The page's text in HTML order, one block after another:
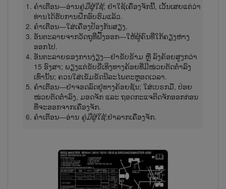
ຄຳເຕືອນ—ອ່ານຄູ່ມືຜູ້​ໃຊ້; ຢ່າໃຊ້ເຄື່ອງຈັກນີ້, ເວັ້ນເສຍແຕ່ວ່າ
ທ່ານໄດ້ຮັບການຝຶກອົບຮົມແລ້ວ.
ຄຳເຕືອນ—ໃສ່ເຄື່ອງປ້ອງກັນສຽງ.
ອັນຕະລາຍຈາກວັດຖຸທີ່ຟົ້ງ​ອອກ—ໃຫ້ຜູ້ຄົນທີ່ໃກ້ຄຽງຫ່າງ
ອອກໄປ.
ອັນຕະລາຍຂອງ​ການ​ງ່ຽງ—ຢ່າຂັບຂ້າມ ຫຼື ລົງຄ້ອຍສູງກວ່າ
15 ອົງສາ; ພຽງແຕ່ຂັບຂີ່ເທິງທາງຄ້ອຍທີ່ມີໜ່ວຍຕັດຕໍ່າລົງ
ເທົ່ານັ້ນ; ຄວນໃສ່ເຂັມຂັດນີລະໄພຕະຫຼອດເວລາ.
ຄຳເຕືອນ—ຢ່າຈອດລົດຢູ່ທາງຄ້ອຍຊັນ; ໃສ່ເບຣກມື, ປ່ອຍ
ໜ່ວຍຕັດຕ່ຳລົງ, ມອດຈັກ ແລະ ຖອດກະແຈຕິດ​ຈັກອອກກ່ອນ
ທີ່ຈະອອກຈາກເຄື່ອງຈັກ.
ຄຳເຕືອນ—ອ່ານ ຄູ່ມືຜູ້​ໃຊ້;ຢ່າລາກເຄື່ອງຈັກ.